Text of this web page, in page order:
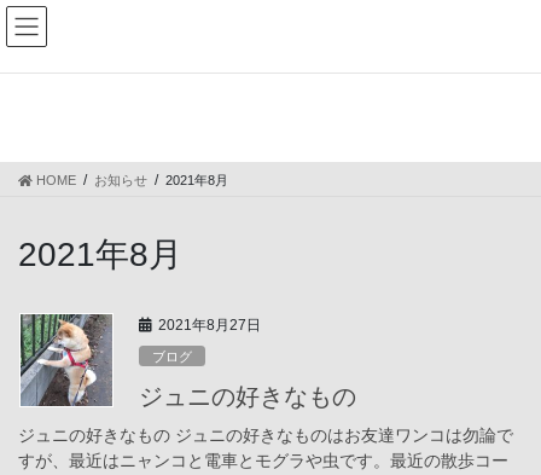
コ
ン
ス
ナ
ビ
ン
HOME お知らせ 2021年8月
2021年8月
2021年8月27日
ブログ
ジュニの好きなもの
ジュニの好きなもの ジュニの好きなものはお友達ワンコは勿論で
すが、最近はニャンコと電車とモグラや虫です。最近の散歩コー